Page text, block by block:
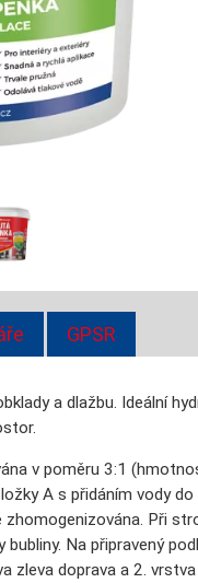
GPSR
a dlažbu. Ideální
v poměru 3:1
A s přidáním vody
Při
Na připravený
zleva doprava a 2.